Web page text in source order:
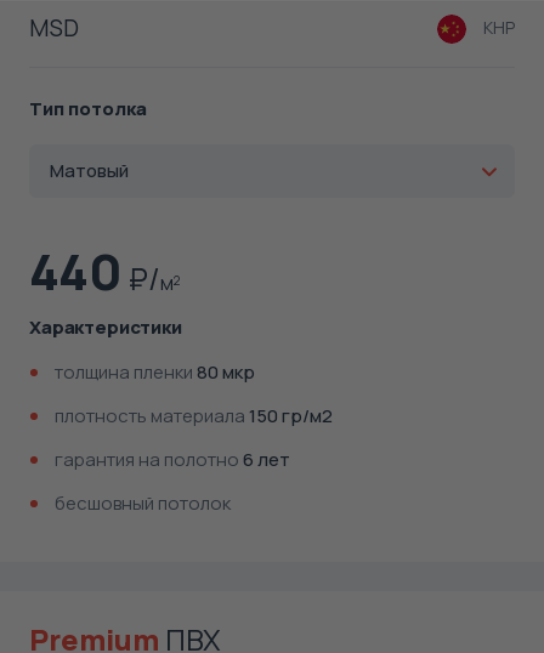
MSD КНР
Тип потолка
Матовый
440 м2
Характеристики
толщина пленки 80 мкр
плотность материала150 гр/м2
гарантия на полотно6 лет
бесшовный потолок
Premium ПВХ